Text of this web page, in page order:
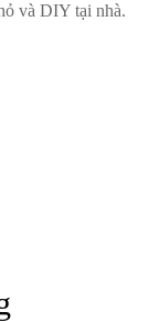
và DIY tại nhà.